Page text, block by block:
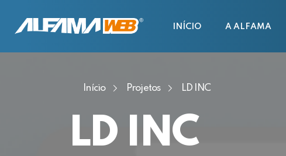
INÍCIO A ALFAMA
Início Projetos LD INC
LD INC